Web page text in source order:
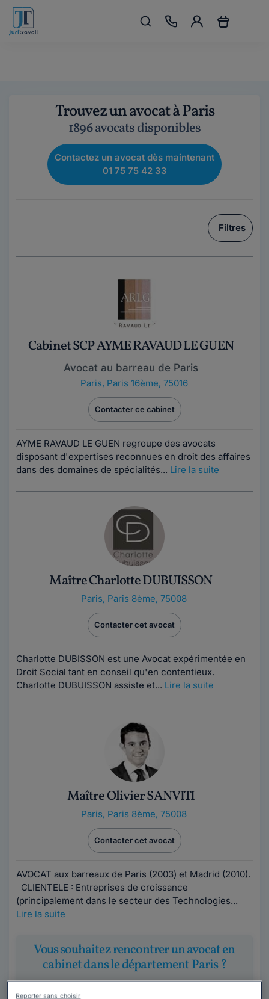
Trouvez un avocat à Paris
1896 avocats disponibles
Contactez un avocat dès maintenant
01 75 75 42 33
Filtres
Cabinet SCP AYME RAVAUD LE GUEN
Avocat au barreau de Paris
Paris, Paris 16ème, 75016
Contacter ce cabinet
AYME RAVAUD LE GUEN regroupe des avocats
disposant d'expertises reconnues en droit des affaires
dans des domaines de spécialités... Lire la suite
Maître Charlotte DUBUISSON
Paris, Paris 8ème, 75008
Contacter cet avocat
Charlotte DUBISSON est une Avocat expérimentée en
Droit Social tant en conseil qu'en contentieux.
Charlotte DUBUISSON assiste et... Lire la suite
Maître Olivier SANVITI
Paris, Paris 8ème, 75008
Contacter cet avocat
AVOCAT aux barreaux de Paris (2003) et Madrid (2010).
CLIENTELE : Entreprises de croissance
(principalement dans le secteur des Technologies...
Lire la suite
Vous souhaitez rencontrer un avocat en
cabinet dans le département Paris ?
Obtenez 3 devis d'avocats près de chez vous
Reporter sans choisir